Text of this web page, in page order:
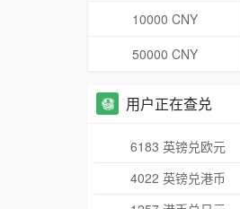
10000 CNY
50000 CNY
用户正在查兑
6183 英镑兑欧元
4022 英镑兑港币